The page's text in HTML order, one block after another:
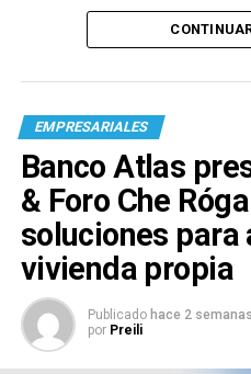
EMPRESARIALES
Banco Atlas
& Foro Che
soluciones para
vivienda propia
Publicado hace 2 semanas
por Preili